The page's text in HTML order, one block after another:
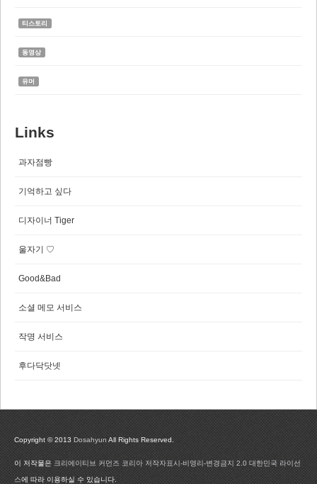
티스토리
동영상
유머
Links
과자점빵
기억하고 싶다
디자이너 Tiger
울자기 ♡
Good&Bad
소셜 메모 서비스
작명 서비스
후다닥닷넷
Copyright © 2013 DosahyunAll Rights Reserved.
이 저작물은 크리에이티브 커먼즈 코리아 저작자표시-비영리-변경금지 2.0 대한민국 라이선
스에 따라 이용하실 수 있습니다.